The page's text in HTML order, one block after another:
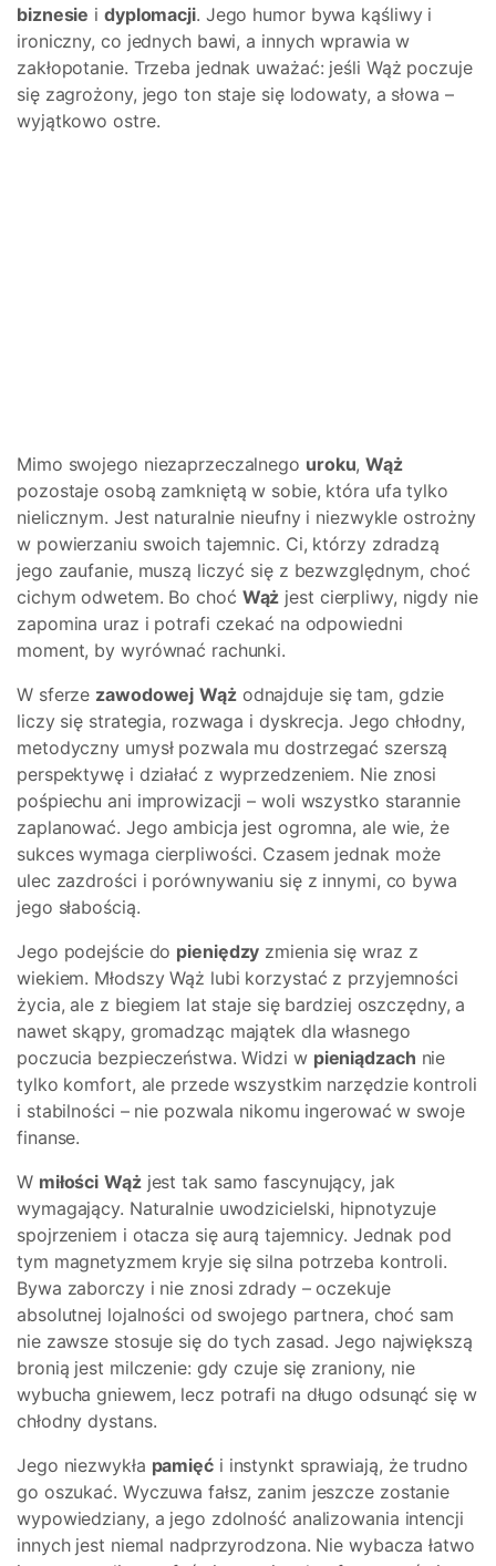
biznesie i dyplomacji. Jego humor bywa kąśliwy i
ironiczny, co jednych bawi, a innych wprawia w
zakłopotanie. Trzeba jednak uważać: jeśli Wąż poczuje
się zagrożony, jego ton staje się lodowaty, a słowa –
wyjątkowo ostre.
Mimo swojego niezaprzeczalnego uroku,Wąż
pozostaje osobą zamkniętą w sobie, która ufa tylko
nielicznym. Jest naturalnie nieufny i niezwykle ostrożny
w powierzaniu swoich tajemnic. Ci, którzy zdradzą
jego zaufanie, muszą liczyć się z bezwzględnym, choć
cichym odwetem. Bo choć Wąż jest cierpliwy, nigdy nie
zapomina uraz i potrafi czekać na odpowiedni
moment, by wyrównać rachunki.
W sferze zawodowej Wążodnajduje się tam, gdzie
liczy się strategia, rozwaga i dyskrecja. Jego chłodny,
metodyczny umysł pozwala mu dostrzegać szerszą
perspektywę i działać z wyprzedzeniem. Nie znosi
pośpiechu ani improwizacji – woli wszystko starannie
zaplanować. Jego ambicja jest ogromna, ale wie, że
sukces wymaga cierpliwości. Czasem jednak może
ulec zazdrości i porównywaniu się z innymi, co bywa
jego słabością.
Jego podejście do pieniędzy zmienia się wraz z
wiekiem. Młodszy Wąż lubi korzystać z przyjemności
życia, ale z biegiem lat staje się bardziej oszczędny, a
nawet skąpy, gromadząc majątek dla własnego
poczucia bezpieczeństwa. Widzi w pieniądzach nie
tylko komfort, ale przede wszystkim narzędzie kontroli
i stabilności – nie pozwala nikomu ingerować w swoje
finanse.
W miłości Wążjest tak samo fascynujący, jak
wymagający. Naturalnie uwodzicielski, hipnotyzuje
spojrzeniem i otacza się aurą tajemnicy. Jednak pod
tym magnetyzmem kryje się silna potrzeba kontroli.
Bywa zaborczy i nie znosi zdrady – oczekuje
absolutnej lojalności od swojego partnera, choć sam
nie zawsze stosuje się do tych zasad. Jego największą
bronią jest milczenie: gdy czuje się zraniony, nie
wybucha gniewem, lecz potrafi na długo odsunąć się w
chłodny dystans.
Jego niezwykła pamięći instynkt sprawiają, że trudno
go oszukać. Wyczuwa fałsz, zanim jeszcze zostanie
wypowiedziany, a jego zdolność analizowania intencji
innych jest niemal nadprzyrodzona. Nie wybacza łatwo